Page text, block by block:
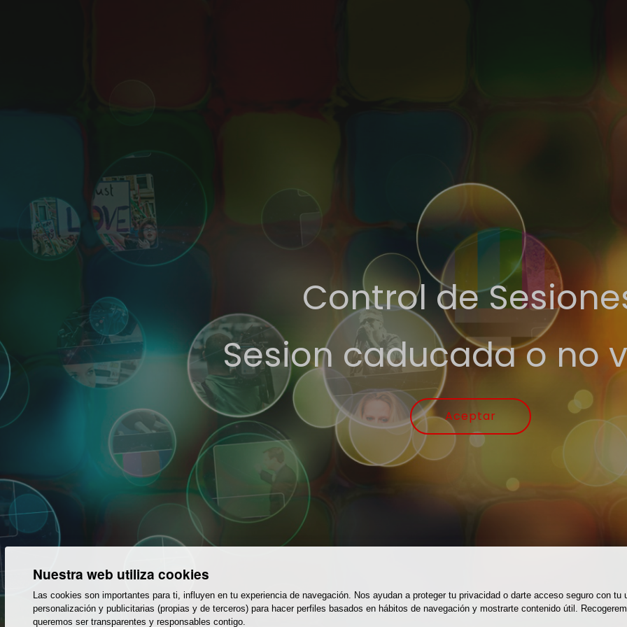
Nuestra web utiliza cookies
Las cookies son importantes para ti, influyen en tu experiencia de navegación. Nos ayudan a proteger tu privacidad o darte acceso seguro con
personalización y publicitarias (propias y de terceros) para hacer perfiles basados en hábitos de navegación y mostrarte contenido útil.
queremos ser transparentes y responsables contigo.
Control de
Sesion caducada o no
Aceptar